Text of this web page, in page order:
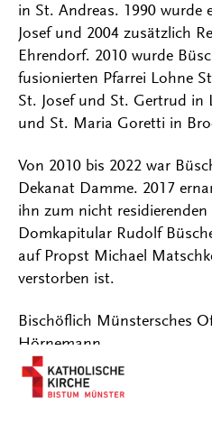
in St. Andreas. 1990 wurde
Josef und 2004 zusätzlich
Ehrendorf. 2010 wurde
fusionierten Pfarrei Lohne
St. Josef und St. Gertrud in
und St. Maria Goretti in
Von 2010 bis 2022 war
Dekanat Damme. 2017
ihn zum nicht
Domkapitular Rudolf
auf Propst Michael
verstorben ist.
Bischöflich Münstersches
Hörnemann